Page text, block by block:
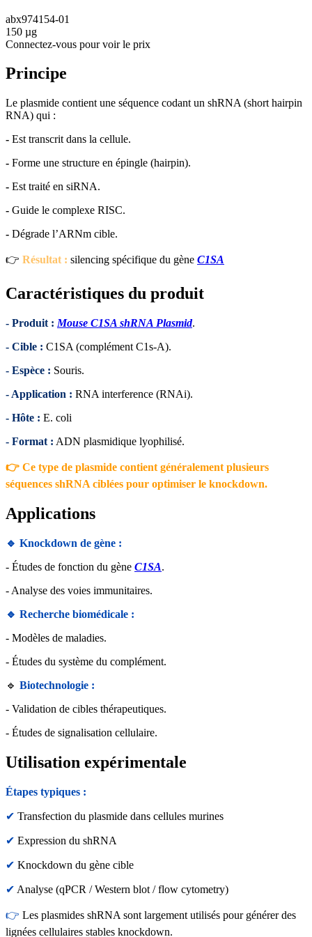
abx974154-01
150 µg
Connectez-vous pour voir le prix
Principe
Le plasmide contient une séquence codant un shRNA (short hairpin
RNA) qui :
- Est transcrit dans la cellule.
- Forme une structure en épingle (hairpin).
- Est traité en siRNA.
- Guide le complexe RISC.
- Dégrade l’ARNm cible.
👉 Résultat : silencing spécifique du gène C1SA
Caractéristiques du produit
- Produit : Mouse C1SA shRNA Plasmid.
- Cible : C1SA (complément C1s-A).
- Espèce : Souris.
- Application : RNA interference (RNAi).
- Hôte : E. coli
- Format : ADN plasmidique lyophilisé.
👉 Ce type de plasmide contient généralement plusieurs
séquences shRNA ciblées pour optimiser le knockdown.
Applications
🔹 Knockdown de gène :
- Études de fonction du gène C1SA.
- Analyse des voies immunitaires.
🔹 Recherche biomédicale :
- Modèles de maladies.
- Études du système du complément.
🔹 Biotechnologie :
- Validation de cibles thérapeutiques.
- Études de signalisation cellulaire.
Utilisation expérimentale
Étapes typiques :
✔ Transfection du plasmide dans cellules murines
✔ Expression du shRNA
✔ Knockdown du gène cible
✔ Analyse (qPCR / Western blot / flow cytometry)
👉 Les plasmides shRNA sont largement utilisés pour générer des
lignées cellulaires stables knockdown.